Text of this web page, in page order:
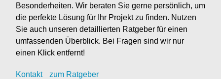
Besonderheiten. Wir beraten Sie gerne persönlich, um
die perfekte Lösung für Ihr Projekt zu finden. Nutzen
Sie auch unseren detaillierten Ratgeber für einen
umfassenden Überblick. Bei Fragen sind wir nur
einen Klick entfernt!
Kontakt zum Ratgeber